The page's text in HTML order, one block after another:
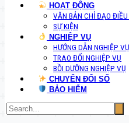
HOẠT ĐỘNG
VĂN BẢN CHỈ ĐẠO
SỰ KIỆN
NGHIỆP VỤ
HƯỚNG DẪN NGHIỆP VỤ
TRAO ĐỔI NGHIỆP VỤ
BỒI DƯỠNG NGHIỆP VỤ
CHUYỂN ĐỔI SỐ
BẢO HIỂM